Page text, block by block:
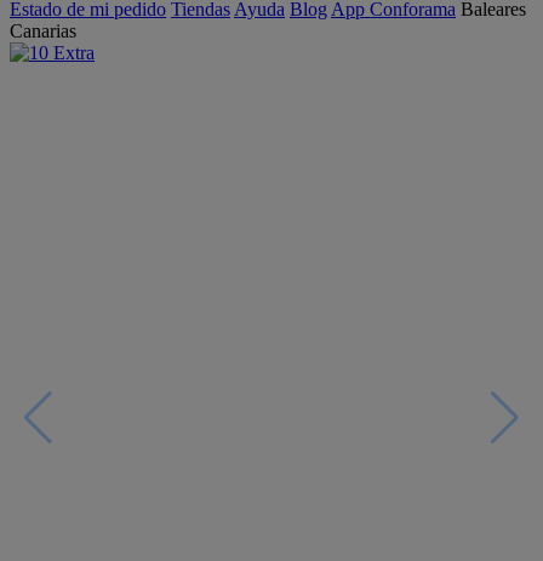
Estado de mi pedido Tiendas Ayuda Blog App Conforama Baleares
Canarias